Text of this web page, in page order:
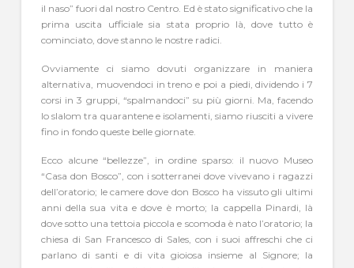
il naso” fuori dal nostro Centro. Ed è stato significativo che la
prima uscita ufficiale sia stata proprio là, dove tutto è
cominciato, dove stanno le nostre radici.
Ovviamente ci siamo dovuti organizzare in maniera
alternativa, muovendoci in treno e poi a piedi, dividendo i 7
corsi in 3 gruppi, “spalmandoci” su più giorni. Ma, facendo
lo slalom tra quarantene e isolamenti, siamo riusciti a vivere
fino in fondo queste belle giornate.
Ecco alcune “bellezze”, in ordine sparso: il nuovo Museo
“Casa don Bosco”, con i sotterranei dove vivevano i ragazzi
dell’oratorio; le camere dove don Bosco ha vissuto gli ultimi
anni della sua vita e dove è morto; la cappella Pinardi, là
dove sotto una tettoia piccola e scomoda è nato l’oratorio; la
chiesa di San Francesco di Sales, con i suoi affreschi che ci
parlano di santi e di vita gioiosa insieme al Signore; la